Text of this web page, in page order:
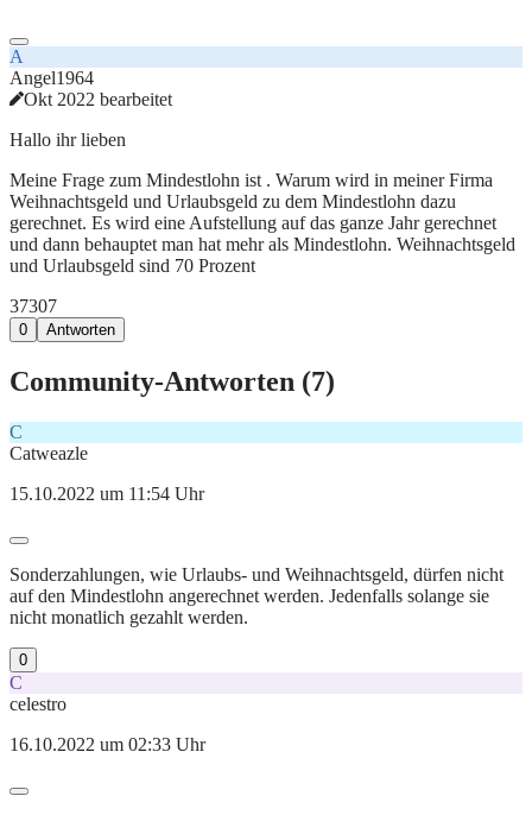
A
Angel1964
Okt 2022 bearbeitet
Hallo ihr lieben
Meine Frage zum Mindestlohn ist . Warum wird in meiner Firma
Weihnachtsgeld und Urlaubsgeld zu dem Mindestlohn dazu
gerechnet. Es wird eine Aufstellung auf das ganze Jahr gerechnet
und dann behauptet man hat mehr als Mindestlohn. Weihnachtsgeld
und Urlaubsgeld sind 70 Prozent
37307
0 Antworten
Community-Antworten (7)
C
Catweazle
15.10.2022 um 11:54 Uhr
Sonderzahlungen, wie Urlaubs- und Weihnachtsgeld, dürfen nicht
auf den Mindestlohn angerechnet werden. Jedenfalls solange sie
nicht monatlich gezahlt werden.
0
C
celestro
16.10.2022 um 02:33 Uhr